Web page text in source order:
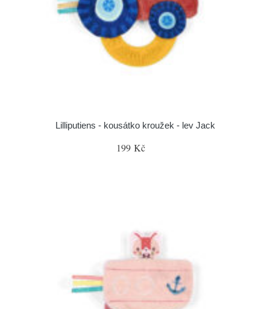
Lilliputiens - kousátko kroužek - lev Jack
199 Kč